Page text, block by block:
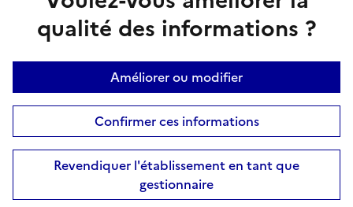
qualité des informations ?
Améliorer ou modifier
Confirmer ces informations
Revendiquer l'établissement en tant que
gestionnaire